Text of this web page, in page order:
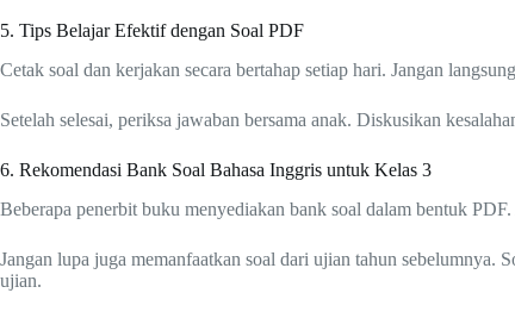
5. Tips Belajar Efektif dengan Soal PDF
Cetak soal dan kerjakan secara bertahap setiap hari. Jangan
Setelah selesai, periksa jawaban bersama anak. Diskusikan
6. Rekomendasi Bank Soal Bahasa Inggris untuk Kelas 3
Beberapa penerbit buku menyediakan bank soal dalam bentuk
Jangan lupa juga memanfaatkan soal dari ujian tahun sebelumnya.
ujian.